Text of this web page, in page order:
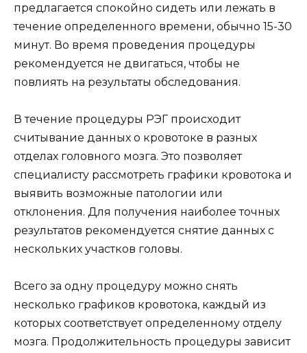
предлагается спокойно сидеть или лежать в
течение определенного времени, обычно 15-30
минут. Во время проведения процедуры
рекомендуется не двигаться, чтобы не
повлиять на результаты обследования.
В течение процедуры РЭГ происходит
считывание данных о кровотоке в разных
отделах головного мозга. Это позволяет
специалисту рассмотреть графики кровотока и
выявить возможные патологии или
отклонения. Для получения наиболее точных
результатов рекомендуется снятие данных с
нескольких участков головы.
Всего за одну процедуру можно снять
несколько графиков кровотока, каждый из
которых соответствует определенному отделу
мозга. Продолжительность процедуры зависит